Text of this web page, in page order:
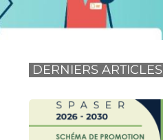
DERNIERS ARTICLES